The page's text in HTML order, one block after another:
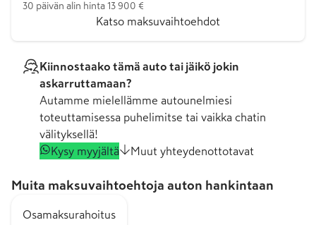
30 päivän alin hinta 13 900 €
Katso maksuvaihtoehdot
Kiinnostaako tämä auto tai jäikö jokin
askarruttamaan?
Autamme mielellämme autounelmiesi
toteuttamisessa puhelimitse tai vaikka chatin
välityksellä!
Kysy myyjältä
Muut yhteydenottotavat
Muita maksuvaihtoehtoja auton hankintaan
Osamaksurahoitus